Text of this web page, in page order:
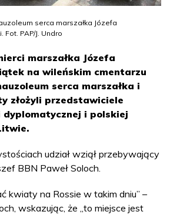
serca marszałka Józefa
Fot. PAP/J. Undro
marszałka Józefa
na wileńskim cmentarzu
serca marszałka i
złożyli przedstawiciele
i polskiej
udział wziął przebywający
BBN Paweł Soloch.
kwiaty na Rossie w takim dniu” –
wskazując, że „to miejsce jest